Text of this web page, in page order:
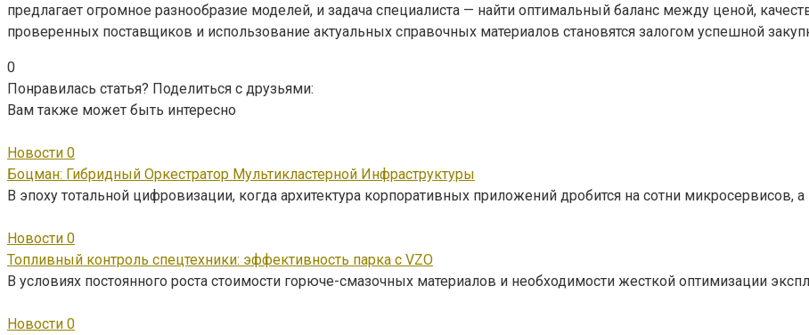
предлагает огромное разнообразие моделей, и задача специалиста — найти оптимальный баланс между ценой,
проверенных поставщиков и использование актуальных справочных материалов становятся залогом успешной
0
Понравилась статья? Поделиться с друзьями:
Вам также может быть интересно
Новости 0
Боцман: Гибридный Оркестратор Мультикластерной Инфраструктуры
В эпоху тотальной цифровизации, когда архитектура корпоративных приложений дробится на сотни микросервисов,
Новости 0
Топливный контроль спецтехники: эффективность парка с VZO
В условиях постоянного роста стоимости горюче-смазочных материалов и необходимости жесткой оптимизации
Новости 0